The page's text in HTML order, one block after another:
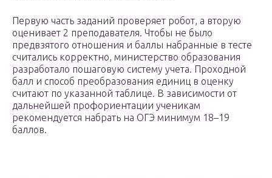
Первую часть заданий проверяет робот, а вторую
оценивает 2 преподавателя. Чтобы не было
предвзятого отношения и баллы набранные в тесте
считались корректно, министерство образования
разработало пошаговую систему учета. Проходной
балл и способ преобразования единиц в оценку
считают по указанной таблице. В зависимости от
дальнейшей профориентации ученикам
рекомендуется набрать на ОГЭ минимум 18–19
баллов.